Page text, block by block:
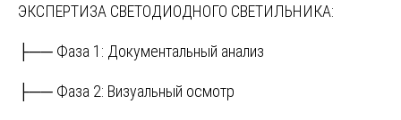
ЭКСПЕРТИЗА СВЕТОДИОДНОГО СВЕТИЛЬНИКА:
├── Фаза 1: Документальный анализ
├── Фаза 2: Визуальный осмотр